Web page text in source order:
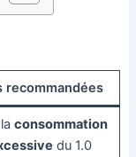
recommandées
laconsommation
du 1.0